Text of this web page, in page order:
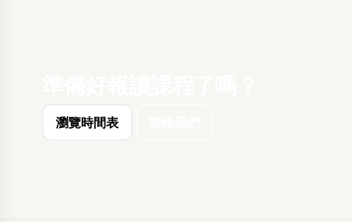
瀏覽時間表